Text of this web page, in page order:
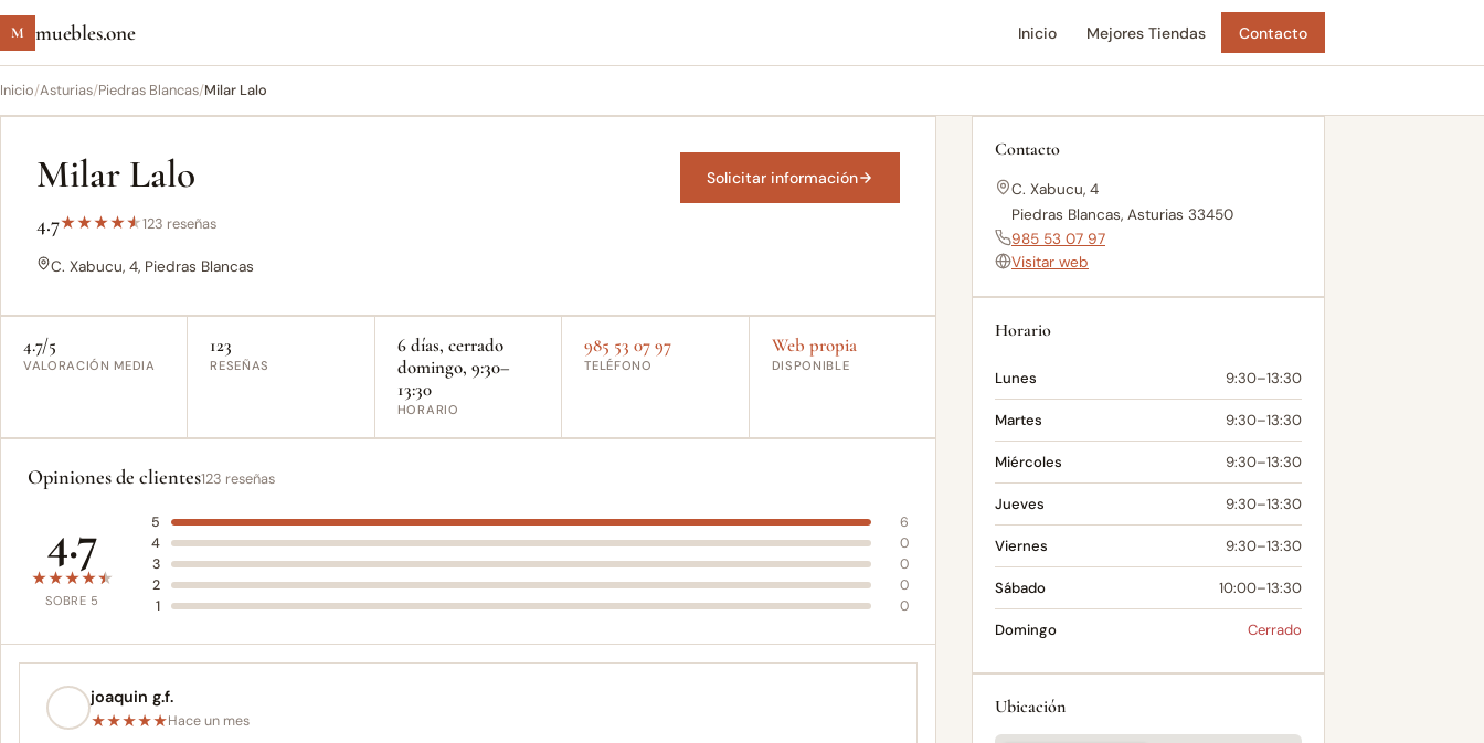
M muebles.one Inicio Mejores Tiendas Contacto
Inicio/Asturias/Piedras Blancas/Milar Lalo
Milar Lalo
4.7★★★★★123 reseñas
C. Xabucu, 4, Piedras Blancas
Solicitar información
4.7/5
VALORACIÓN MEDIA
123
RESEÑAS
6 días, cerrado
domingo, 9:30–
13:30
HORARIO
985 53 07 97
TELÉFONO
Web propia
DISPONIBLE
Opiniones de clientes123 reseñas
4.7
★★★★★
SOBRE 5
5
6
4
0
3
0
2
0
1
0
joaquin g.f.
★★★★★Hace un mes
Contacto
C. Xabucu, 4
Piedras Blancas, Asturias 33450
985 53 07 97
Visitar web
Horario
Lunes 9:30–13:30
Martes 9:30–13:30
Miércoles 9:30–13:30
Jueves 9:30–13:30
Viernes 9:30–13:30
Sábado 10:00–13:30
Domingo Cerrado
Ubicación